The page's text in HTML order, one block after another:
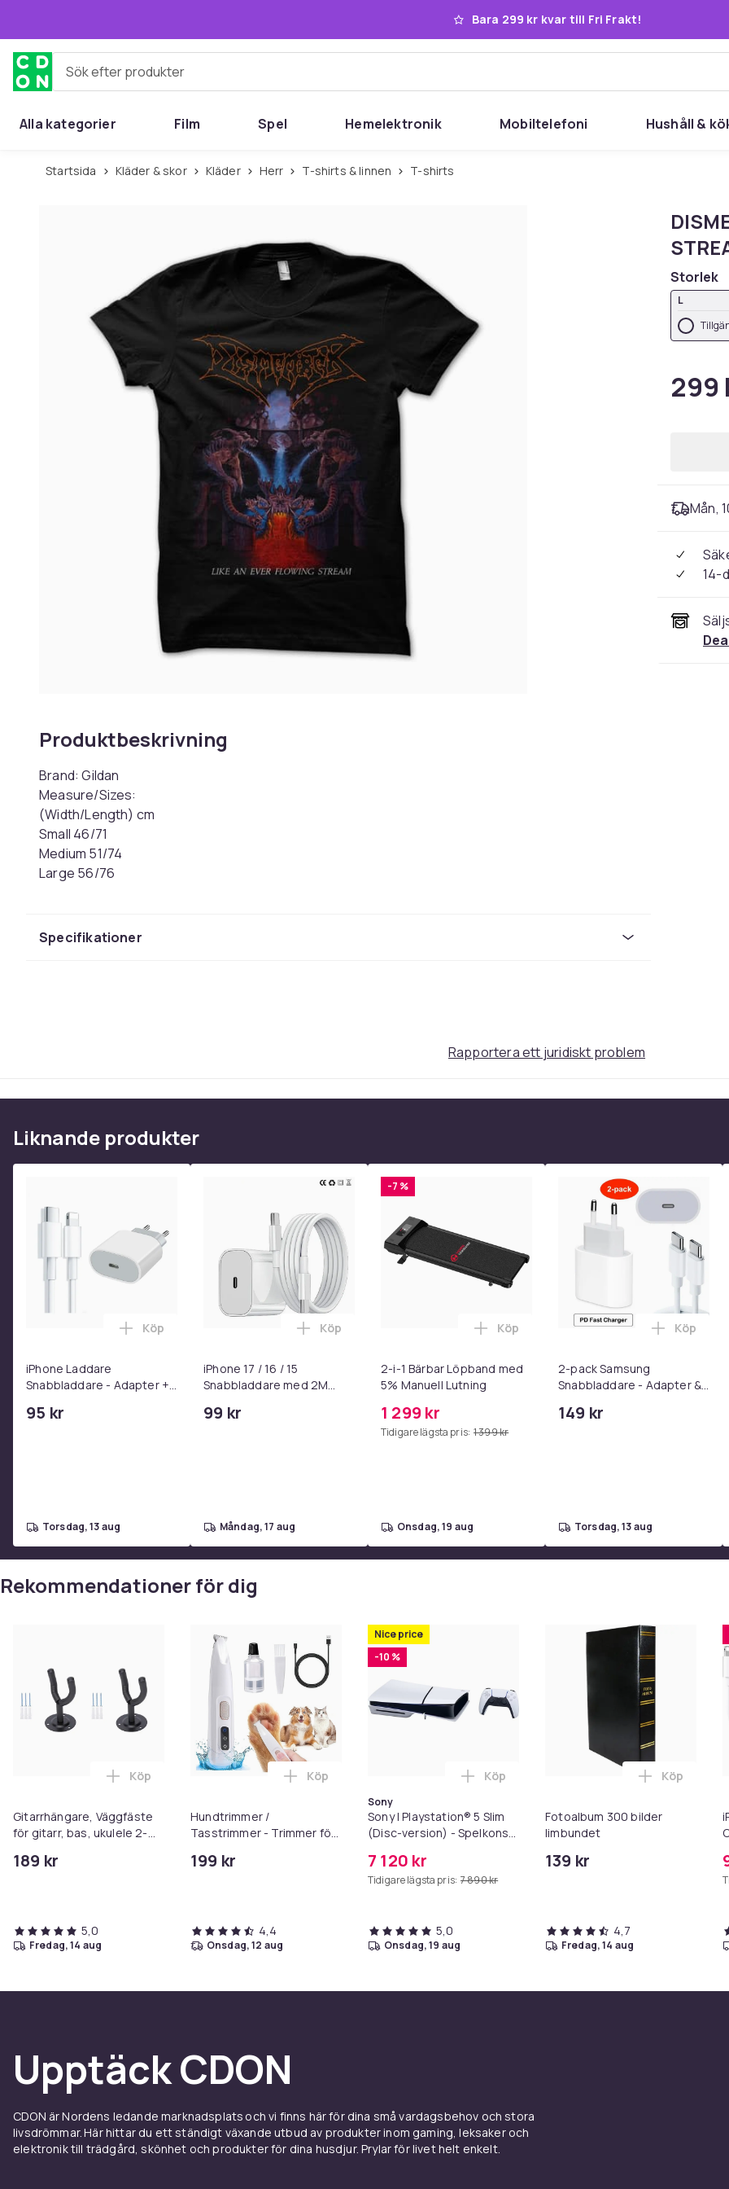
Bara 299 kr kvar till Fri Frakt!
Sök efter produkter
Alla kategorier Film Spel Hemelektronik Mobiltelefoni Hushåll &
Startsida Kläder & skor Kläder Herr T-shirts & linnen T-shirts
Produktbeskrivning
Brand: Gildan
Measure/Sizes:
(Width/Length) cm
Small 46/71
Medium 51/74
Large 56/76
Storlek
XL
Specifikationer
Storlek
L
299
Mån,
14-
Rapportera ett juridiskt problem
Liknande produkter
iPhone Laddare
Snabbladdare - Adapter +
C 2m
95 kr
Lägg till iPhone Laddare Snabbladdare - Adapter + Kabel 25W lightning - USB-C 2m i varukorgen
Köp
torsdag, 13 aug
iPhone 17 / 16 / 15
Snabbladdare med 2M
99 kr
Lägg till iPhone 17 / 16 / 15 Snabbladdare med 2M USB-C till USB-C
Köp
måndag, 17 aug
-7 %
2-i-1 Bärbar Löpband med
5% Manuell Lutning
1 299 kr
Tidigare lägsta pris: 1 399 kr
Lägg till 2-i-1 Bärbar Löpband med 5%
Köp
onsdag, 19 aug
2-pack Samsung
Snabbladdare - Adapter &
149 kr
Lägg till
Köp
torsdag, 13 aug
Rekommendationer för dig
Gitarrhängare, Väggfäste
för gitarr, bas, ukulele 2-
189 kr
Lägg till Gitarrhängare, Väggfäste för gitarr, bas, ukulele 2-pack Black i varukorgen
Köp
5,0
fredag, 14 aug
Hundtrimmer /
Tasstrimmer - Trimmer för
199 kr
Lägg till Hundtrimmer / Tasstrimmer - Trimmer för tassar i varukorgen
Köp
4,4
onsdag, 12 aug
Nice price
-10 %
Sony
Sony | Playstation® 5 Slim
(Disc-version) - Spelkonsol
- Hvid
7 120 kr
Tidigare lägsta pris: 7 890 kr
Lägg till Sony | Playstation® 5 Slim (Disc-
Köp
5,0
onsdag, 19 aug
Fotoalbum 300 bilder
limbundet
139 kr
Lägg till
Köp
4,7
fredag, 14 aug
Upptäck CDON
CDON är Nordens ledande marknadsplats och vi finns här för dina små vardagsbehov och stora
livsdrömmar. Här hittar du ett ständigt växande utbud av produkter inom gaming, leksaker och
elektronik till trädgård, skönhet och produkter för dina husdjur. Prylar för livet helt enkelt.